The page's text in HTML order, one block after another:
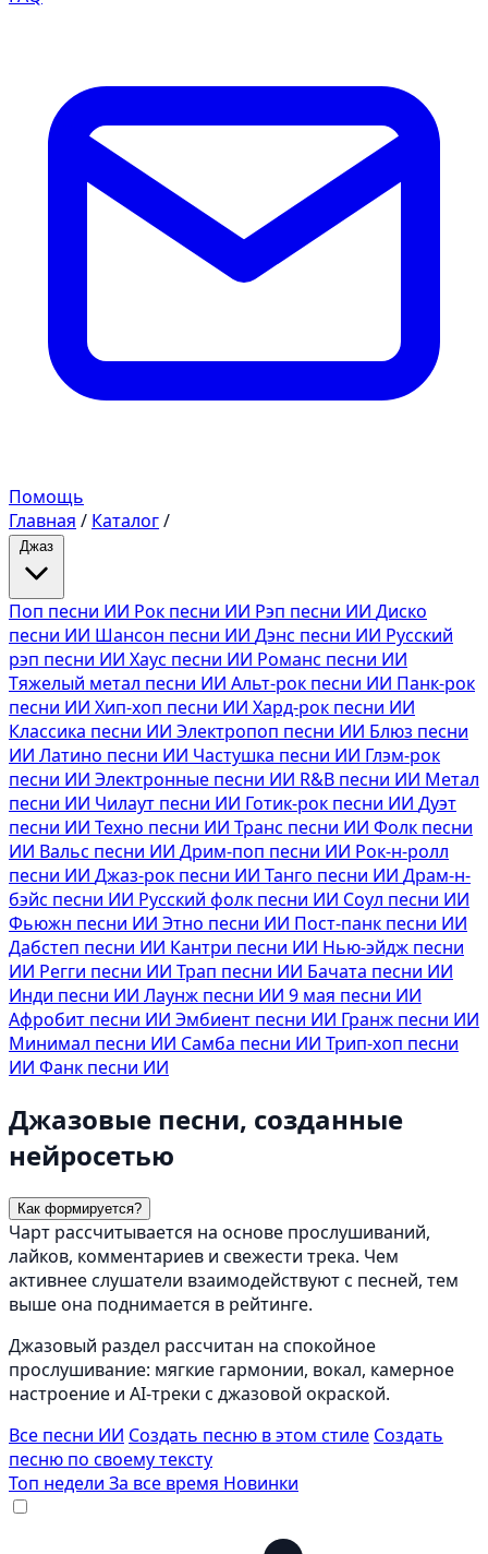
Помощь
Главная / Каталог/
Джаз
Поп песни ИИ Рок песни ИИ Рэп песни ИИ Диско
песни ИИ Шансон песни ИИ Дэнс песни ИИ Русский
рэп песни ИИ Хаус песни ИИ Романс песни ИИ
Тяжелый метал песни ИИ Альт-рок песни ИИ Панк-рок
песни ИИ Хип-хоп песни ИИ Хард-рок песни ИИ
Классика песни ИИ Электропоп песни ИИ Блюз песни
ИИ Латино песни ИИ Частушка песни ИИ Глэм-рок
песни ИИ Электронные песни ИИ R&B песни ИИ Метал
песни ИИ Чилаут песни ИИ Готик-рок песни ИИ Дуэт
песни ИИ Техно песни ИИ Транс песни ИИ Фолк песни
ИИ Вальс песни ИИ Дрим-поп песни ИИ Рок-н-ролл
песни ИИ Джаз-рок песни ИИ Танго песни ИИ Драм-н-
бэйс песни ИИ Русский фолк песни ИИ Соул песни ИИ
Фьюжн песни ИИ Этно песни ИИ Пост-панк песни ИИ
Дабстеп песни ИИ Кантри песни ИИ Нью-эйдж песни
ИИ Регги песни ИИ Трап песни ИИ Бачата песни ИИ
Инди песни ИИ Лаунж песни ИИ 9 мая песни ИИ
Афробит песни ИИ Эмбиент песни ИИ Гранж песни ИИ
Минимал песни ИИ Самба песни ИИ Трип-хоп песни
ИИ Фанк песни ИИ
Джазовые песни, созданные
нейросетью
Как формируется?
Чарт рассчитывается на основе прослушиваний,
лайков, комментариев и свежести трека. Чем
активнее слушатели взаимодействуют с песней, тем
выше она поднимается в рейтинге.
Джазовый раздел рассчитан на спокойное
прослушивание: мягкие гармонии, вокал, камерное
настроение и AI-треки с джазовой окраской.
Все песни ИИ Создать песню в этом стиле Создать
песню по своему тексту
Топ недели За все время Новинки